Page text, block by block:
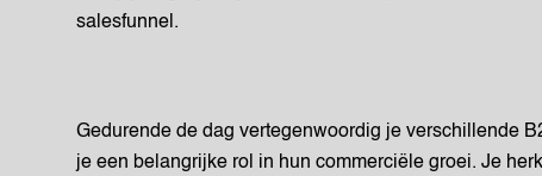
salesfunnel.
Gedurende de dag vertegenwoordig je verschillende
je een belangrijke rol in hun commerciële groei. Je